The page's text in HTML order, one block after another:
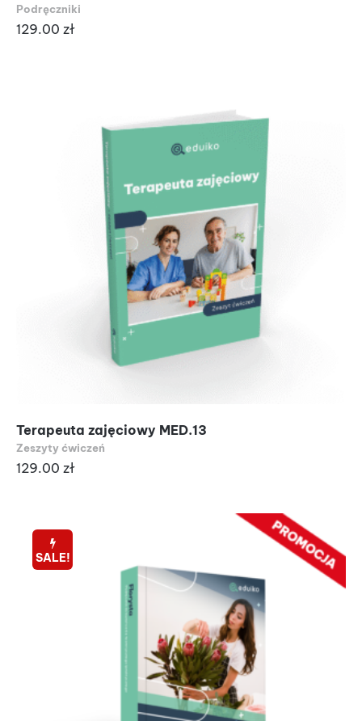
Podręczniki
129.00 zł
Terapeuta zajęciowy MED.13
Zeszyty ćwiczeń
129.00 zł
SALE!